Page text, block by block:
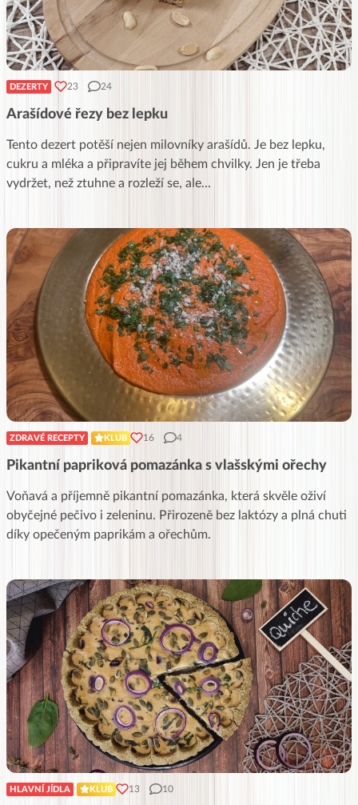
DEZERTY 23 24
Arašídové řezy bez lepku
Tento dezert potěší nejen milovníky arašídů. Je bez lepku,
cukru a mléka a připravíte jej během chvilky. Jen je třeba
vydržet, než ztuhne a rozleží se, ale...
ZDRAVÉ RECEPTY KLUB 16 4
Pikantní papriková pomazánka s vlašskými ořechy
Voňavá a příjemně pikantní pomazánka, která skvěle oživí
obyčejné pečivo i zeleninu. Přirozeně bez laktózy a plná chuti
díky opečeným paprikám a ořechům.
HLAVNÍ JÍDLA KLUB 13 10